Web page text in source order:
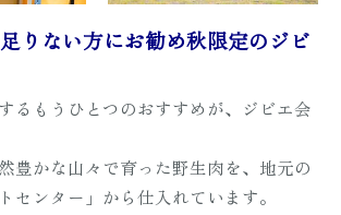
りない方にお勧め秋限定のジビ
るもうひとつのおすすめが、ジビエ会
豊かな山々で育った野生肉を、地元の
センター」から仕入れています。